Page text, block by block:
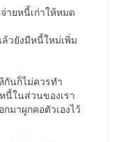
ายหนี้เก่าให้หมด
วยังมีหนี้ใหม่เพิ่ม
กันก็ไม่ควรทำ
นี้ในส่วนของเรา
มาผูกคอตัวเองไว้